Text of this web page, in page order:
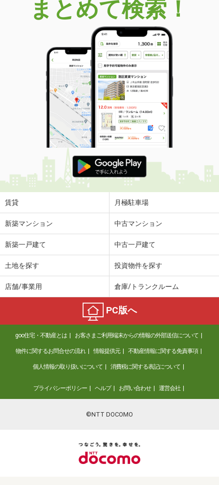
まとめて検索！
賃貸 月極駐車場
新築マンション 中古マンション
新築一戸建て 中古一戸建て
土地を探す 投資物件を探す
店舗/事業用 倉庫/トランクルーム
PC版へ
goo住宅・不動産とは お客さまご利用端末からの情報の外部送信について
物件に関するお問合せの流れ 情報提供元 不動産情報に関する免責事項
個人情報の取り扱いについて 消費税に関する表記について
プライバシーポリシー ヘルプ お問い合わせ 運営会社
©NTT DOCOMO